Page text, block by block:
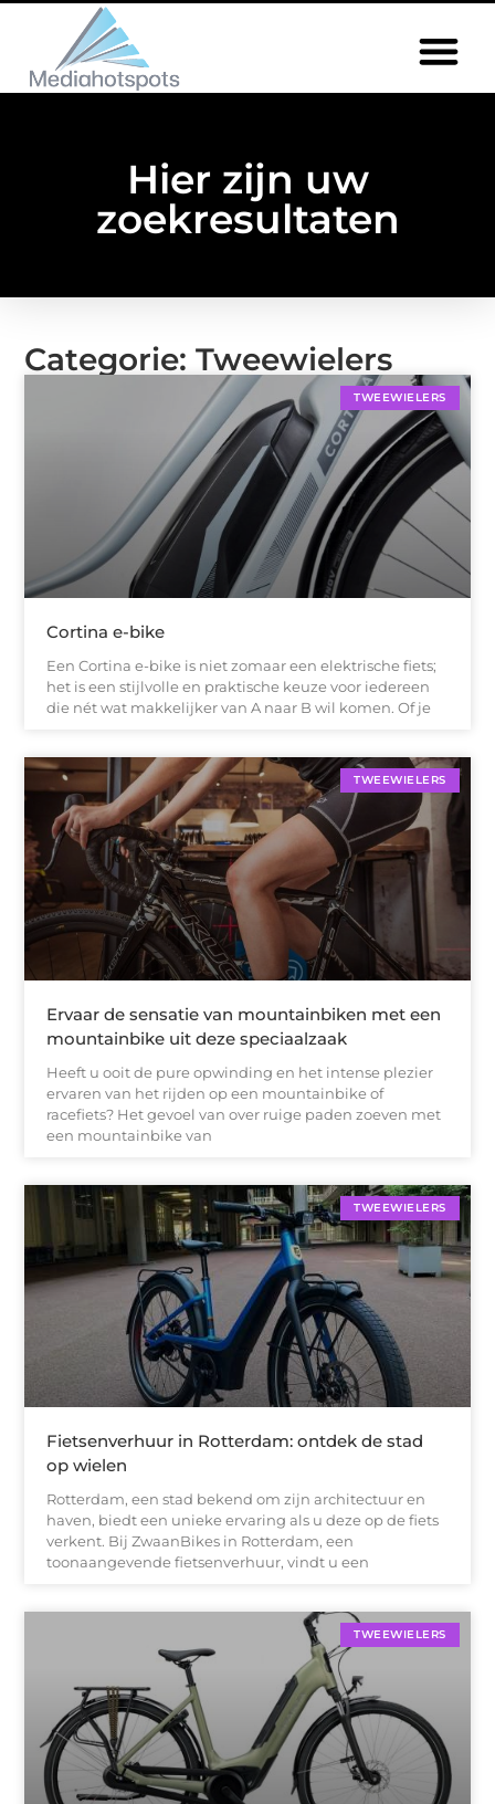
Hier zijn uw
zoekresultaten
Categorie: Tweewielers
TWEEWIELERS
Cortina e-bike
Een Cortina e-bike is niet zomaar een elektrische fiets;
het is een stijlvolle en praktische keuze voor iedereen
die nét wat makkelijker van A naar B wil komen. Of je
TWEEWIELERS
Ervaar de sensatie van mountainbiken met een
mountainbike uit deze speciaalzaak
Heeft u ooit de pure opwinding en het intense plezier
ervaren van het rijden op een mountainbike of
racefiets? Het gevoel van over ruige paden zoeven met
een mountainbike van
TWEEWIELERS
Fietsenverhuur in Rotterdam: ontdek de stad
op wielen
Rotterdam, een stad bekend om zijn architectuur en
haven, biedt een unieke ervaring als u deze op de fiets
verkent. Bij ZwaanBikes in Rotterdam, een
toonaangevende fietsenverhuur, vindt u een
TWEEWIELERS